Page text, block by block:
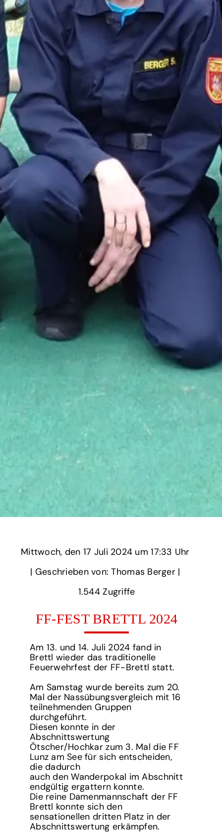
Mittwoch, ‏‏‎ ‎den 17 Juli 2024 um‏‏‎ ‎
‎| Geschrieben von: Thomas Berger | ‎
1.544‏‏‎ ‎Zugriffe
FF-FEST BRETTL 2024
Am 13. und 14. Juli 2024 fand in
Brettl wieder das traditionelle
Feuerwehrfest der FF-Brettl statt.
Am Samstag wurde bereits zum 20.
Mal der Nassübungsvergleich mit 16
teilnehmenden Gruppen
durchgeführt.
Diesen konnte in der
Abschnittswertung
Ötscher/Hochkar zum 3. Mal die FF
Lunz am See für sich entscheiden,
die dadurch
auch den Wanderpokal im Abschnitt
endgültig ergattern konnte.
Die reine Damenmannschaft der FF
Brettl konnte sich den
sensationellen dritten Platz in der
Abschnittswertung erkämpfen.